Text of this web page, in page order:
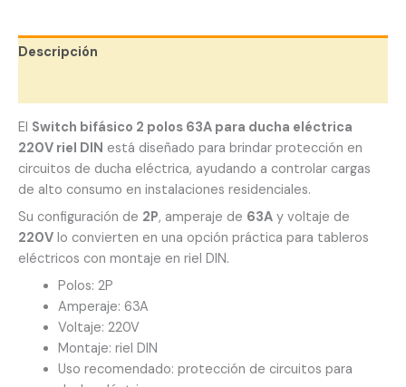
Descripción
El Switch bifásico 2 polos 63A para ducha eléctrica
220V riel DIN está diseñado para brindar protección en
circuitos de ducha eléctrica, ayudando a controlar cargas
de alto consumo en instalaciones residenciales.
Su configuración de 2P, amperaje de 63A y voltaje de
220V lo convierten en una opción práctica para tableros
eléctricos con montaje en riel DIN.
Polos: 2P
Amperaje: 63A
Voltaje: 220V
Montaje: riel DIN
Uso recomendado: protección de circuitos para